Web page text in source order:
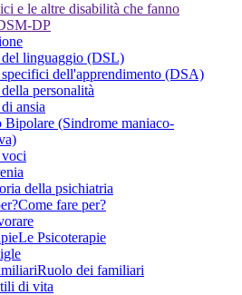
e le altre disabilità che fanno
DP
linguaggio (DSL)
dell'apprendimento (DSA)
personalità
ansia
Bipolare (Sindrome maniaco-
della psichiatria
Come fare per?
Le Psicoterapie
Ruolo dei familiari
di vita